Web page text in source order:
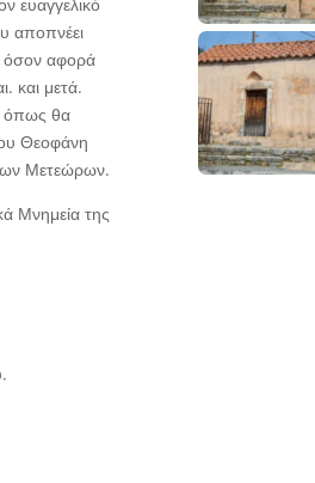
ευαγγελικό
αποπνέει
όσον αφορά
και μετά.
όπως θα
Θεοφάνη
Μετεώρων.
Μνημεία της